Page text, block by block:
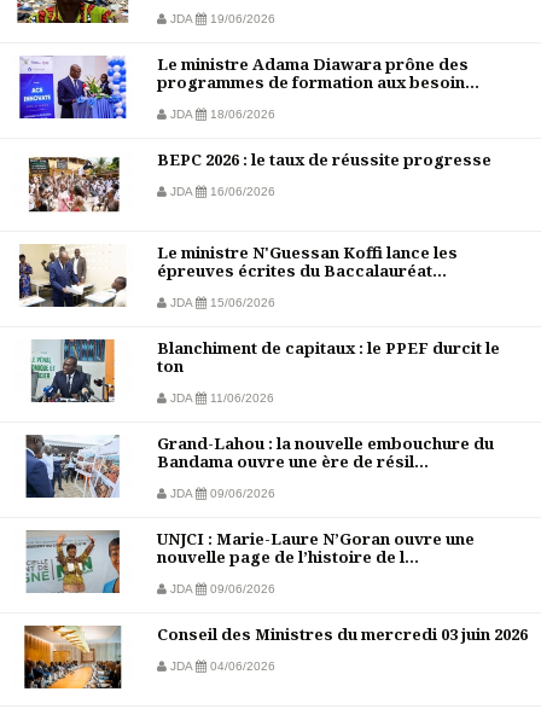
JDA 19/06/2026
Le ministre Adama Diawara prône des
programmes de formation aux besoin...
JDA 18/06/2026
BEPC 2026 : le taux de réussite progresse
JDA 16/06/2026
Le ministre N'Guessan Koffi lance les
épreuves écrites du Baccalauréat...
JDA 15/06/2026
Blanchiment de capitaux : le PPEF durcit le
ton
JDA 11/06/2026
Grand-Lahou : la nouvelle embouchure du
Bandama ouvre une ère de résil...
JDA 09/06/2026
UNJCI : Marie-Laure N’Goran ouvre une
nouvelle page de l’histoire de l...
JDA 09/06/2026
Conseil des Ministres du mercredi 03 juin 2026
JDA 04/06/2026